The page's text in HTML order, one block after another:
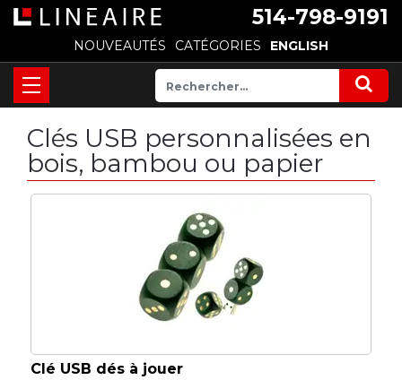
514-798-9191
NOUVEAUTÉS CATÉGORIES ENGLISH
Clés USB personnalisées en
bois, bambou ou papier
Clé USB dés à jouer